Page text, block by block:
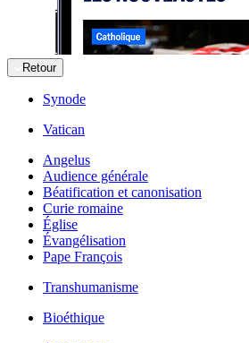
Retour
Synode
Vatican
Angelus
Audience générale
Béatification et canonisation
Curie romaine
Église
Évangélisation
Pape François
Transhumanisme
Bioéthique